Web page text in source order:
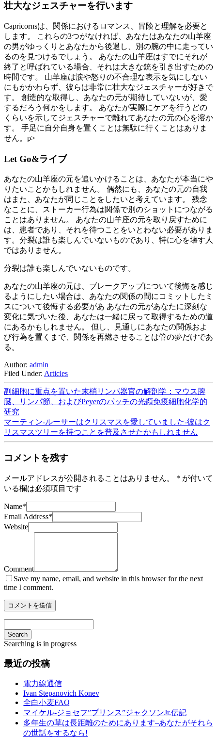
壮大なジェスチャーを行います
Capricornsは、関係におけるロマンス、冒険と理解を必要と
します。 これらの3つがなければ、あなたはあなたの山羊座
の男がゆっくりとあなたから後退し、別の腕の中に走ってい
るのを見つけるでしょう。 あなたの山羊座はすでにそれが
終了と呼ばれている場合、それは大きな銃を引き出すための
時間です。 山羊座は涙や怒りの不合理な表示を気にしない
にもかかわらず、彼らは非常に壮大なジェスチャーが好きで
す。 創造的な取得し、あなたの元が期待していないが、愛
するだろう何かをします。 あなたが実際にケアを行うどの
くらいを示してジェスチャーで離れてあなたの元の心を溶か
す。 手足に自分自身を置くことは無駄に行くことはありま
せん。p>
Let Go&ライブ
あなたの山羊座の元を追いかけることは、あなたが本当にや
りたいことかもしれません。 偶然にも、あなたの元の自我
はまた、あなたが同じことをしたいと考えています。 残念
なことに、ストーカー行為は関係で別のショットにつながる
ことはありません。 あなたの山羊座の元を取り戻すために
は、患者であり、それを待つことをいとわない必要がありま
す。分裂は誰も楽しんでいないものであり、特に心を壊す人
ではありません。
分裂は誰も楽しんでいないものです。
あなたの山羊座の元は、ブレークアップについて後悔を感じ
るようにしたい場合は、あなたの関係の間にコミットしたミ
スについて後悔する必要があ あなたの元があなたに深刻な
変化に気づいた後、あなたは一緒に戻って取得するための道
にあるかもしれません。 但し、見通しにあなたの関係およ
び行為を置くまで、関係を再燃させることは管の夢だけであ
る。
Author: admin
Filed Under: Articles
副細胞に重点を置いた末梢リンパ器官の解剖学：マウス脾
臓、リンパ節、およびPeyerのパッチの光顕免疫細胞化学的
研究
マーティン-ルーサーはクリスマスを愛していました-彼はク
リスマスツリーを持つことを普及させたかもしれません
コメントを残す
メールアドレスが公開されることはありません。 * が付いて
いる欄は必須項目です
Name*
Email Address*
Website
Comment
Save my name, email, and website in this browser for the next
time I comment.
Search
Searching is in progress
最近の投稿
電力線通信
Ivan Stepanovich Konev
全白小麦FAQ
マイケル-ジョセフ”プリンス”ジャクソンJr.伝記
多年生の草は長距離のためにあります–あなたがそれら
の世話をするなら!